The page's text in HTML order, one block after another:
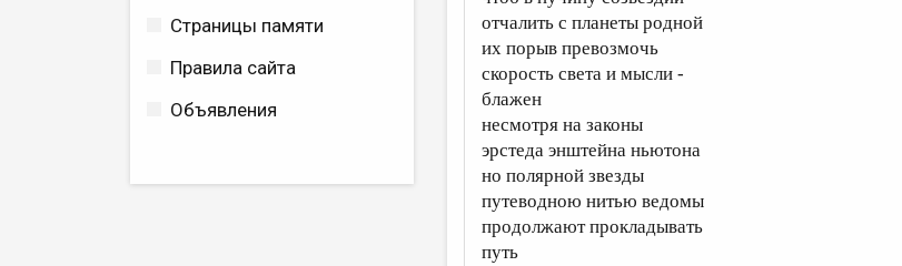
Страницы памяти
Правила сайта
Объявления
отчалить с планеты родной
их порыв превозмочь
скорость света и мысли -
блажен
несмотря на законы
эрстеда энштейна ньютона
но полярной звезды
путеводною нитью ведомы
продолжают прокладывать
путь